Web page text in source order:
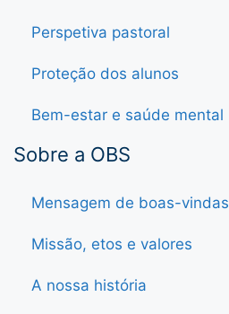
Perspetiva pastoral
Proteção dos alunos
Bem-estar e saúde mental
Sobre a OBS
Mensagem de boas-vindas
Missão, etos e valores
A nossa história